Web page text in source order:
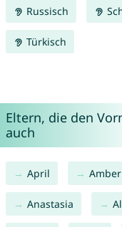
Russisch
Türkisch
Eltern, die den
auch
April Amber
Anastasia